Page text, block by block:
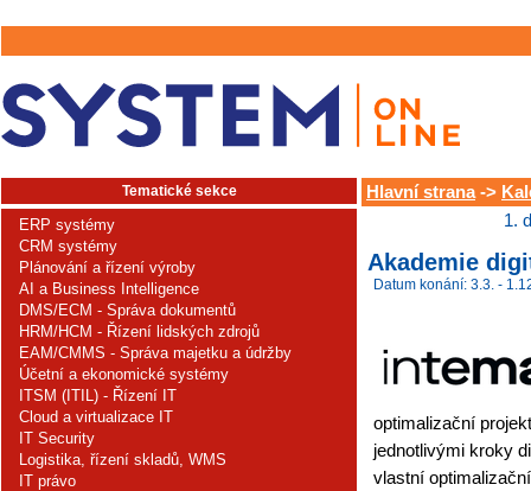
Tematické sekce
ERP systémy
CRM systémy
Plánování a řízení výroby
AI a Business Intelligence
DMS/ECM - Správa dokumentů
HRM/HCM - Řízení lidských zdrojů
EAM/CMMS - Správa majetku a údržby
Účetní a ekonomické systémy
ITSM (ITIL) - Řízení IT
Cloud a virtualizace IT
IT Security
Logistika, řízení skladů, WMS
IT právo
Hlavní strana->
1.
Akademie
Datum konání: 3.3. -
optimalizační
jednotlivými kroky
vlastní